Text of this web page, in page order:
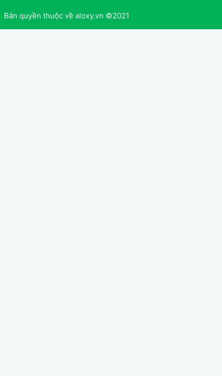
Bản quyền thuộc về aloxy.vn ©2021